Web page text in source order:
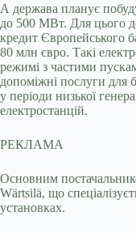
А держава планує
до 500 МВт. Для цього
кредит Європейського
80 млн євро. Такі
режимі з частими
допоміжні послуги для
у періоди низької
електростанцій.
РЕКЛАМА
Основним
Wärtsilä, що
установках.